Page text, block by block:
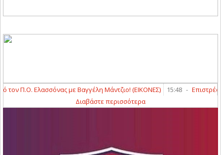
Π.Ο. Ελασσόνας με Βαγγέλη Μάντζιο! (ΕΙΚΟΝΕΣ) 15:48 - Επιστρέφει
Διαβάστε περισσότερα